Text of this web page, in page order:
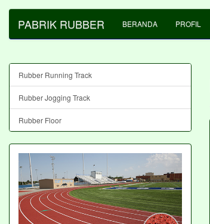
PABRIK RUBBER BERANDA PROFIL
Rubber Running Track
Rubber Jogging Track
Rubber Floor